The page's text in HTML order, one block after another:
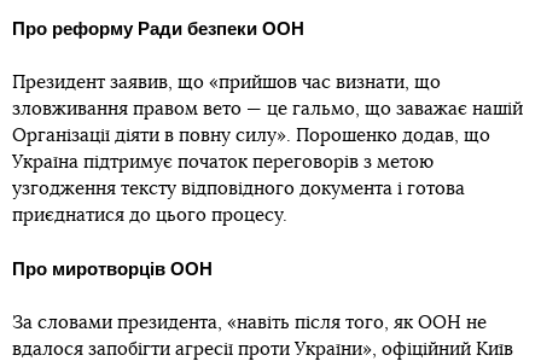
Про реформу Ради безпеки ООН
Президент заявив, що «прийшов час визнати, що
зловживання правом вето — це гальмо, що заважає нашій
Організації діяти в повну силу». Порошенко додав, що
Україна підтримує початок переговорів з метою
узгодження тексту відповідного документа і готова
приєднатися до цього процесу.
Про миротворців ООН
За словами президента, «навіть після того, як ООН не
вдалося запобігти агресії проти України», офіційний Київ